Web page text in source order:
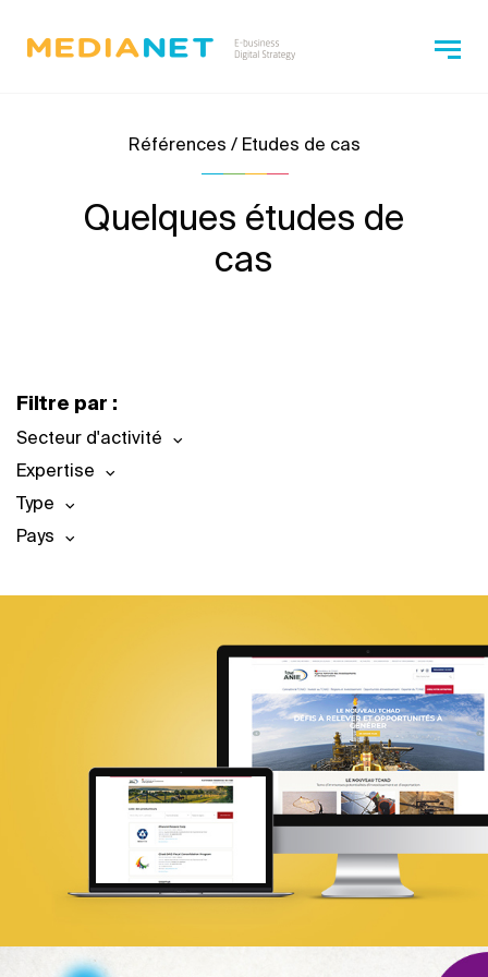
Références / Etudes de cas
Quelques études de
cas
Filtre par :
Secteur d'activité
Expertise
Type
Pays